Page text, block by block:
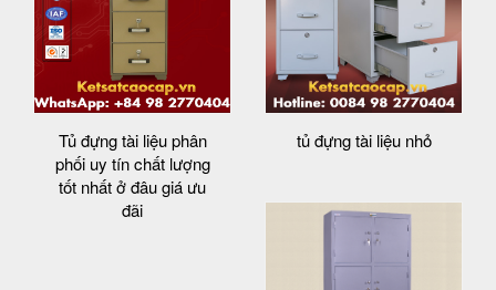
Tủ đựng tài liệu phân
phối uy tín chất lượng
tốt nhất ở đâu giá ưu
đãi
tủ đựng tài liệu nhỏ